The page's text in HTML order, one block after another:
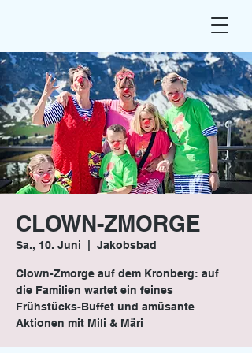
CLOWN-ZMORGE
Sa., 10. Juni Jakobsbad
Clown-Zmorge auf dem Kronberg: auf
die Familien wartet ein feines
Frühstücks-Buffet und amüsante
Aktionen mit Mili & Märi